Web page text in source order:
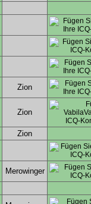
Zion
Zion
Zion
Merowinger